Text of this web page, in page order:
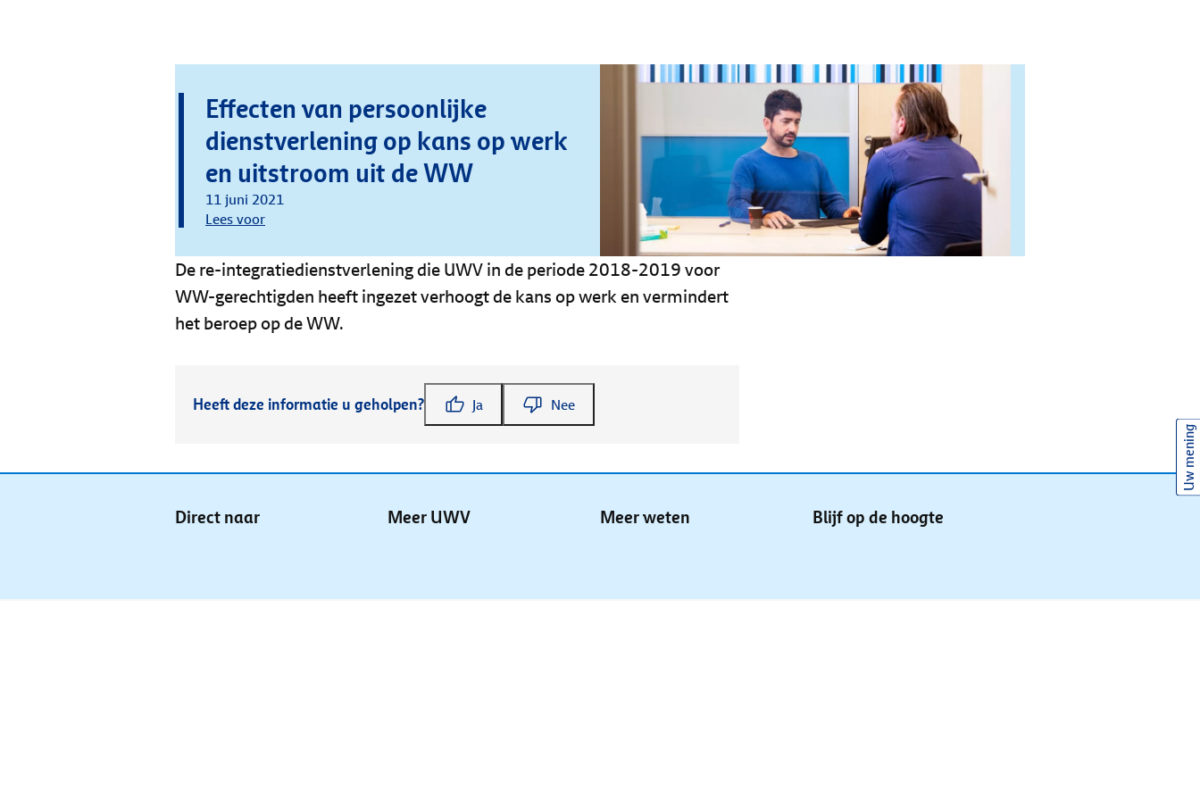
Effecten van persoonlijke
dienstverlening op kans op werk
en uitstroom uit de WW
11 juni 2021
Lees voor
De re-integratiedienstverlening die UWV in de periode 2018-2019 voor
WW-gerechtigden heeft ingezet verhoogt de kans op werk en vermindert
het beroep op de WW.
Heeft deze informatie u geholpen? Ja Nee
Direct naar Meer UWV Meer weten Blijf op de hoogte
Uw mening